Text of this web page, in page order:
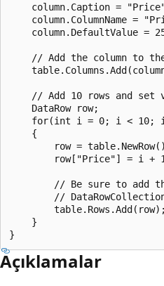
column.Caption =
column.ColumnName =
column.DefaultValue =
// Add the column to
// Add 10 rows and set
    DataRow row;
for(int i = 0; i < 10;
    {
row =
row["Price"] = i +
// Be sure to add
//
        table.Rows.Add(row);
    }
Açıklamalar